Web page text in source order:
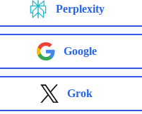
Perplexity
Google
Grok